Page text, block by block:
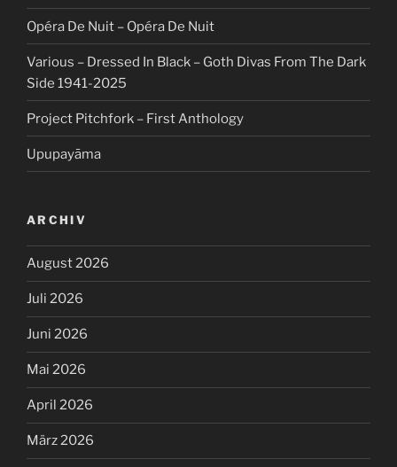
Opéra De Nuit – Opéra De Nuit
Various – Dressed In Black – Goth Divas From The Dark
Side 1941-2025
Project Pitchfork – First Anthology
Upupayāma
ARCHIV
August 2026
Juli 2026
Juni 2026
Mai 2026
April 2026
März 2026